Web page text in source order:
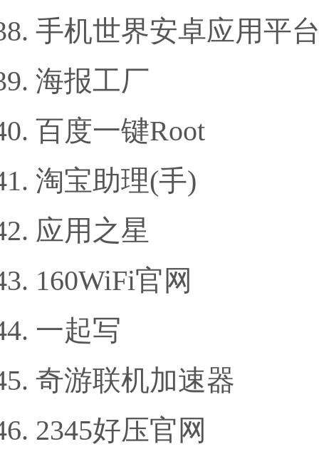
手机世界安卓应用平
海报工厂
百度一键Root
淘宝助理(手)
应用之星
160WiFi官网
一起写
奇游联机加速器
2345好压官网